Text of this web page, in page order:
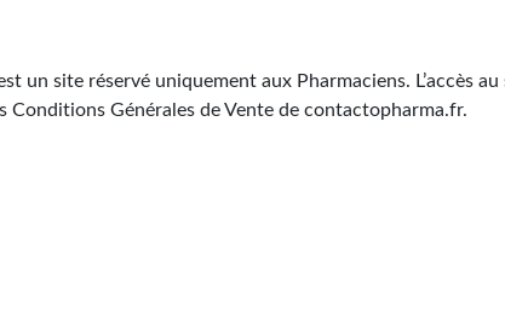
site réservé uniquement aux Pharmaciens. L’accès
Générales de Vente de contactopharma.fr.